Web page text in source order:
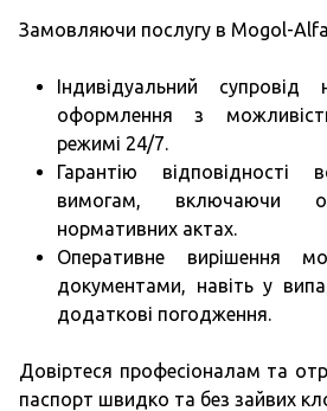
Замовляючи послугу в Mogol-
Індивідуальний
оформлення з
режимі 24/7.
Гарантію відповідності
вимогам, включаючи
нормативних актах.
Оперативне вирішення
документами, навіть у
додаткові погодження.
Довіртеся професіоналам та
паспорт швидко та без зайвих